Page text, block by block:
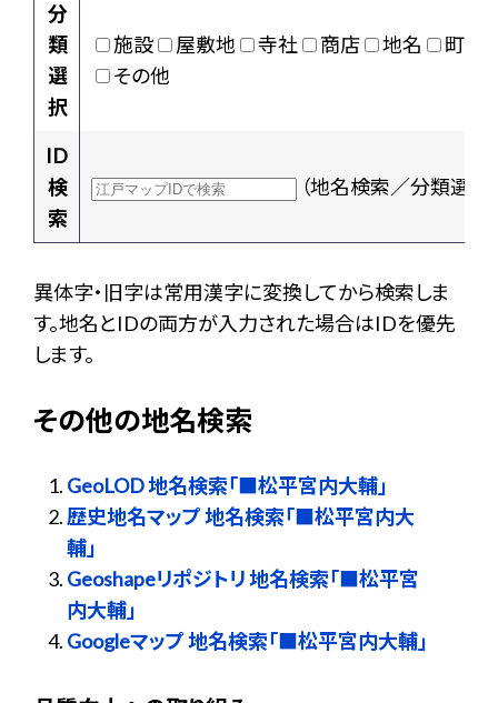
分
類
選
択
施設 屋敷地 寺社 商店 地名
町村
その他
ID
検
索
（地名検索／分類選択
異体字・旧字は常用漢字に変換してから検索しま
す。地名とIDの両方が入力された場合はIDを優先
します。
その他の地名検索
GeoLOD 地名検索「■松平宮内大輔」
歴史地名マップ 地名検索「■松平宮内大
輔」
Geoshapeリポジトリ 地名検索「■松平宮
内大輔」
Googleマップ 地名検索「■松平宮内大輔」